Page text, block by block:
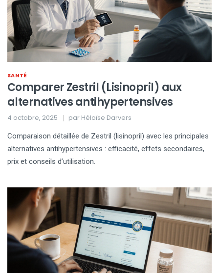
SANTÉ
Comparer Zestril (Lisinopril) aux
alternatives antihypertensives
4 octobre, 2025 par Héloïse Darvers
Comparaison détaillée de Zestril (lisinopril) avec les principales
alternatives antihypertensives : efficacité, effets secondaires,
prix et conseils d’utilisation.